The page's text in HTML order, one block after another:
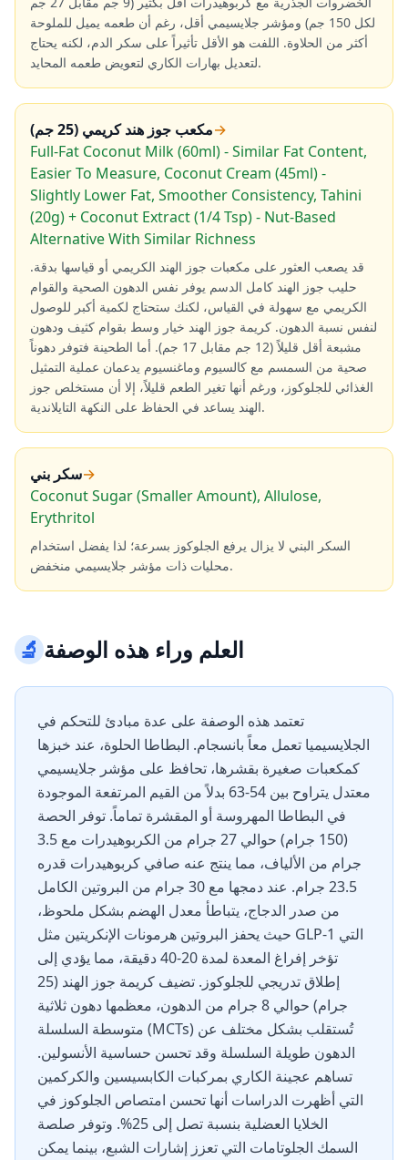
لكل 150 جم) ومؤشر جلايسيمي أقل، رغم أن طعمه يميل للملوحة
أكثر من الحلاوة. اللفت هو الأقل تأثيراً على سكر الدم، لكنه يحتاج
لتعديل بهارات الكاري لتعويض طعمه المحايد.
مكعب جوز هند كريمي (25 جم)→
Full-Fat Coconut Milk (60ml) - Similar Fat Content,
Easier To Measure, Coconut Cream (45ml) -
Slightly Lower Fat, Smoother Consistency, Tahini
(20g) + Coconut Extract (1/4 Tsp) - Nut-Based
Alternative With Similar Richness
قد يصعب العثور على مكعبات جوز الهند الكريمي أو قياسها بدقة.
حليب جوز الهند كامل الدسم يوفر نفس الدهون الصحية والقوام
الكريمي مع سهولة في القياس، لكنك ستحتاج لكمية أكبر للوصول
لنفس نسبة الدهون. كريمة جوز الهند خيار وسط بقوام كثيف ودهون
مشبعة أقل قليلاً (12 جم مقابل 17 جم). أما الطحينة فتوفر دهوناً
صحية من السمسم مع كالسيوم وماغنسيوم يدعمان عملية التمثيل
الغذائي للجلوكوز، ورغم أنها تغير الطعم قليلاً، إلا أن مستخلص جوز
الهند يساعد في الحفاظ على النكهة التايلاندية.
سكر بني→
Coconut Sugar (Smaller Amount), Allulose,
Erythritol
السكر البني لا يزال يرفع الجلوكوز بسرعة؛ لذا يفضل استخدام
محليات ذات مؤشر جلايسيمي منخفض.
🔬العلم وراء هذه الوصفة
تعتمد هذه الوصفة على عدة مبادئ للتحكم في
الجلايسيميا تعمل معاً بانسجام. البطاطا الحلوة، عند خبزها
كمكعبات صغيرة بقشرها، تحافظ على مؤشر جلايسيمي
معتدل يتراوح بين 54-63 بدلاً من القيم المرتفعة الموجودة
في البطاطا المهروسة أو المقشرة تماماً. توفر الحصة
(150 جرام) حوالي 27 جرام من الكربوهيدرات مع 3.5
جرام من الألياف، مما ينتج عنه صافي كربوهيدرات قدره
23.5 جرام. عند دمجها مع 30 جرام من البروتين الكامل
من صدر الدجاج، يتباطأ معدل الهضم بشكل ملحوظ،
حيث يحفز البروتين هرمونات الإنكريتين مثل GLP-1 التي
تؤخر إفراغ المعدة لمدة 20-40 دقيقة، مما يؤدي إلى
إطلاق تدريجي للجلوكوز. تضيف كريمة جوز الهند (25
جرام) حوالي 8 جرام من الدهون، معظمها دهون ثلاثية
متوسطة السلسلة (MCTs) تُستقلب بشكل مختلف عن
الدهون طويلة السلسلة وقد تحسن حساسية الأنسولين.
تساهم عجينة الكاري بمركبات الكابسيسين والكركمين
التي أظهرت الدراسات أنها تحسن امتصاص الجلوكوز في
الخلايا العضلية بنسبة تصل إلى 25%. وتوفر صلصة
السمك الجلوتامات التي تعزز إشارات الشبع، بينما يمكن